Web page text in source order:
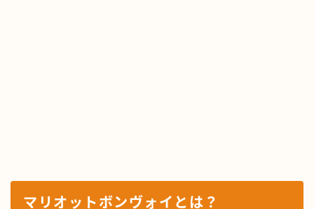
マリオットボンヴォイとは？